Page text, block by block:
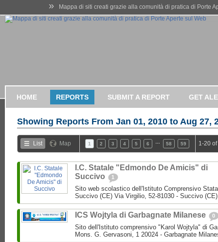
» Mappa di siti creati grazie alla comunità di pratica di Porte
HOME REPORTS SUBMIT A REPORT GET
Showing Reports From Jan 01, 2010 to Aug 27,
List Map 1 2 3 4 5 6 58 59 1-20
I.C. Statale "Edmondo De Amicis" di
Succivo
1
Sito web scolastico dell'Istituto Comprensivo
Succivo (CE) Via Virgilio, 52-81030 - Succivo
ICS Wojtyla di Garbagnate Milanese 0
Sito dell'Istituto comprensivo "Karol Wojtyla" di
Mons. G. Gervasoni, 1 20024 - Garbagnate